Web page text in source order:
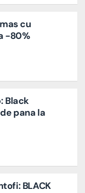
cu
-80%
Black
pana la
BLACK